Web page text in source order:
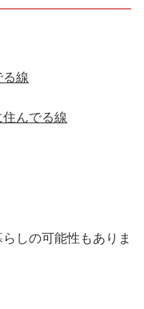
線
んでる線
しの可能性もありま